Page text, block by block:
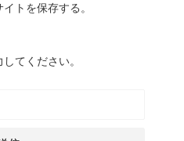
トを保存する。
てください。